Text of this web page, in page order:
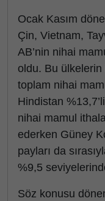
Ocak Kasım
Çin, Vietnam,
AB’nin nihai
oldu. Bu ülkelerin
toplam nihai
Hindistan
nihai mamul
ederken Güney
payları da
%9,5
Söz konusu